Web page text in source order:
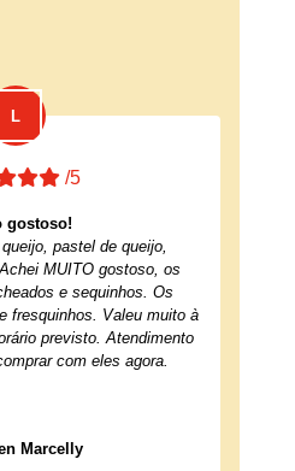
/5
gostoso!
pastel de queijo,
MUITO gostoso, os
e sequinhos. Os
fresquinhos. Valeu muito à
previsto. Atendimento
com eles agora.
Marcelly